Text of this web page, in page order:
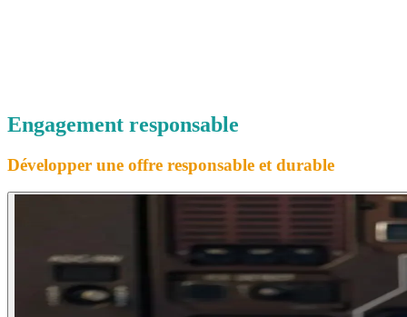
Engagement responsable
Développer une offre responsable et durable